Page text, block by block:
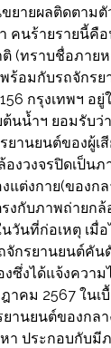
ยายผลติดตาม
คนร้ายรายนี้คื
(ทราบชื่อภาย
ร้อมกับรถจักรย
กรุงเทพฯ อ
นน้ำฯ ยอมรับว่
ยานยนต์ของผู้เ
งวงจรปิดเป็นภ
งแต่งกาย(ของก
งกับภาพถ่ายก
วันที่ก่อเหตุ เมื่
จักรยานยนต์คัน
งซึ่งได้แจ้งควา
าคม 2567 ในเ
านยนต์ของกล
า ประกอบกับมี